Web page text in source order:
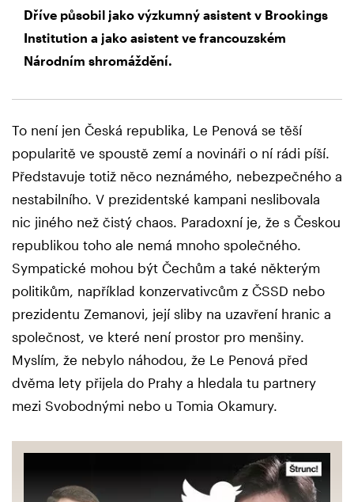
Dříve působil jako výzkumný asistent v Brookings
Institution a jako asistent ve francouzském
Národním shromáždění.
To není jen Česká republika, Le Penová se těší
popularitě ve spoustě zemí a novináři o ní rádi píší.
Představuje totiž něco neznámého, nebezpečného a
nestabilního. V prezidentské kampani neslibovala
nic jiného než čistý chaos. Paradoxní je, že s Českou
republikou toho ale nemá mnoho společného.
Sympatické mohou být Čechům a také některým
politikům, například konzervativcům z ČSSD nebo
prezidentu Zemanovi, její sliby na uzavření hranic a
společnost, ve které není prostor pro menšiny.
Myslím, že nebylo náhodou, že Le Penová před
dvěma lety přijela do Prahy a hledala tu partnery
mezi Svobodnými nebo u Tomia Okamury.